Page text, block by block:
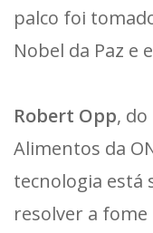
palco foi
Nobel da Paz e
Robert Opp,
Alimentos da
tecnologia está
resolver a